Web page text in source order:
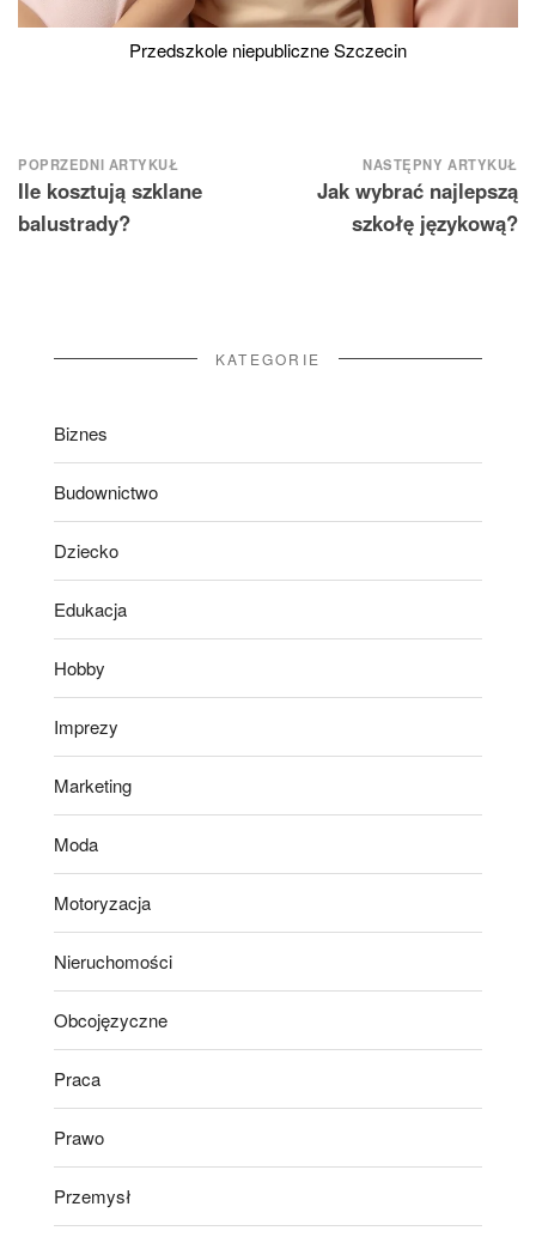
Przedszkole niepubliczne Szczecin
Nawigacja
wpisu
POPRZEDNI ARTYKUŁ
Ile kosztują szklane
balustrady?
NASTĘPNY ARTYKUŁ
Jak wybrać najlepszą
szkołę językową?
KATEGORIE
Biznes
Budownictwo
Dziecko
Edukacja
Hobby
Imprezy
Marketing
Moda
Motoryzacja
Nieruchomości
Obcojęzyczne
Praca
Prawo
Przemysł